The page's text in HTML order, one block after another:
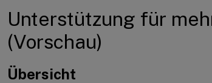
Unterstützung für
(Vorschau)
Übersicht